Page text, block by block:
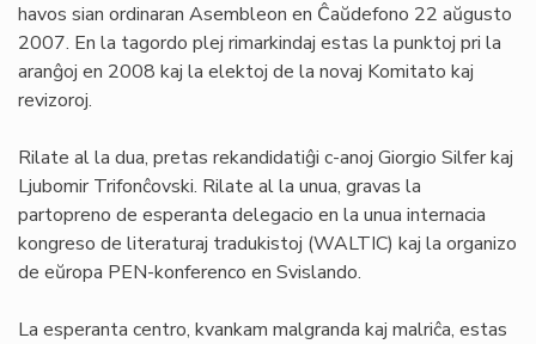
havos sian ordinaran Asembleon en Ĉaŭdefono 22 aŭgusto
2007. En la tagordo plej rimarkindaj estas la punktoj pri la
aranĝoj en 2008 kaj la elektoj de la novaj Komitato kaj
revizoroj.
Rilate al la dua, pretas rekandidatiĝi c-anoj Giorgio Silfer kaj
Ljubomir Trifonĉovski. Rilate al la unua, gravas la
partopreno de esperanta delegacio en la unua internacia
kongreso de literaturaj tradukistoj (WALTIC) kaj la organizo
de eŭropa PEN-konferenco en Svislando.
La esperanta centro, kvankam malgranda kaj malriĉa, estas